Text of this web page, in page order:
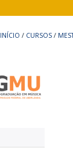
INÍCIO / CURSOS /